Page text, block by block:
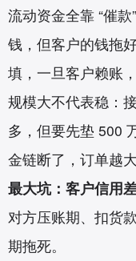
流动资金全靠 “催
钱，但客户的钱拖
填，一旦客户赖账
规模大不代表稳：
多，但要先垫 500
金链断了，订单越
最大坑：客户信用
对方压账期、扣货
期拖死。